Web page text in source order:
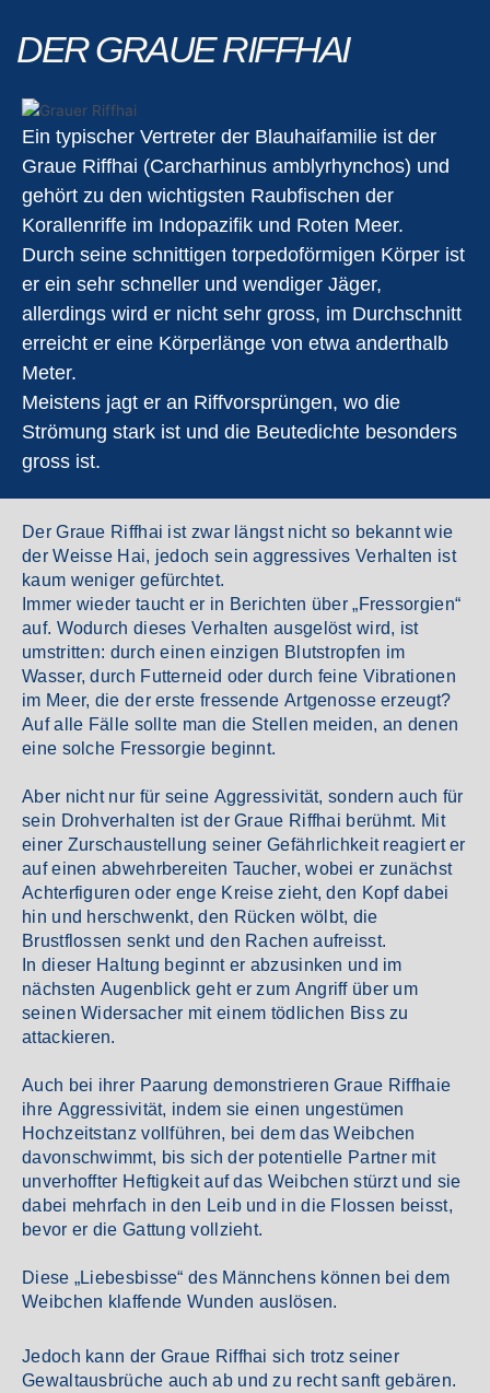
DER GRAUE RIFFHAI
Ein typischer Vertreter der Blauhaifamilie ist der
Graue Riffhai (Carcharhinus amblyrhynchos) und
gehört zu den wichtigsten Raubfischen der
Korallenriffe im Indopazifik und Roten Meer.
Durch seine schnittigen torpedoförmigen Körper ist
er ein sehr schneller und wendiger Jäger,
allerdings wird er nicht sehr gross, im Durchschnitt
erreicht er eine Körperlänge von etwa anderthalb
Meter.
Meistens jagt er an Riffvorsprüngen, wo die
Strömung stark ist und die Beutedichte besonders
gross ist.
Der Graue Riffhai ist zwar längst nicht so bekannt wie
der Weisse Hai, jedoch sein aggressives Verhalten ist
kaum weniger gefürchtet.
Immer wieder taucht er in Berichten über „Fressorgien“
auf. Wodurch dieses Verhalten ausgelöst wird, ist
umstritten: durch einen einzigen Blutstropfen im
Wasser, durch Futterneid oder durch feine Vibrationen
im Meer, die der erste fressende Artgenosse erzeugt?
Auf alle Fälle sollte man die Stellen meiden, an denen
eine solche Fressorgie beginnt.
Aber nicht nur für seine Aggressivität, sondern auch für
sein Drohverhalten ist der Graue Riffhai berühmt. Mit
einer Zurschaustellung seiner Gefährlichkeit reagiert er
auf einen abwehrbereiten Taucher, wobei er zunächst
Achterfiguren oder enge Kreise zieht, den Kopf dabei
hin und herschwenkt, den Rücken wölbt, die
Brustflossen senkt und den Rachen aufreisst.
In dieser Haltung beginnt er abzusinken und im
nächsten Augenblick geht er zum Angriff über um
seinen Widersacher mit einem tödlichen Biss zu
attackieren.
Auch bei ihrer Paarung demonstrieren Graue Riffhaie
ihre Aggressivität, indem sie einen ungestümen
Hochzeitstanz vollführen, bei dem das Weibchen
davonschwimmt, bis sich der potentielle Partner mit
unverhoffter Heftigkeit auf das Weibchen stürzt und sie
dabei mehrfach in den Leib und in die Flossen beisst,
bevor er die Gattung vollzieht.
Diese „Liebesbisse“ des Männchens können bei dem
Weibchen klaffende Wunden auslösen.
Jedoch kann der Graue Riffhai sich trotz seiner
Gewaltausbrüche auch ab und zu recht sanft gebären.